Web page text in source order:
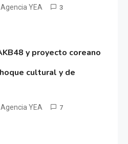
Agencia YEA 3
y proyecto coreano
cultural y de
Agencia YEA 7